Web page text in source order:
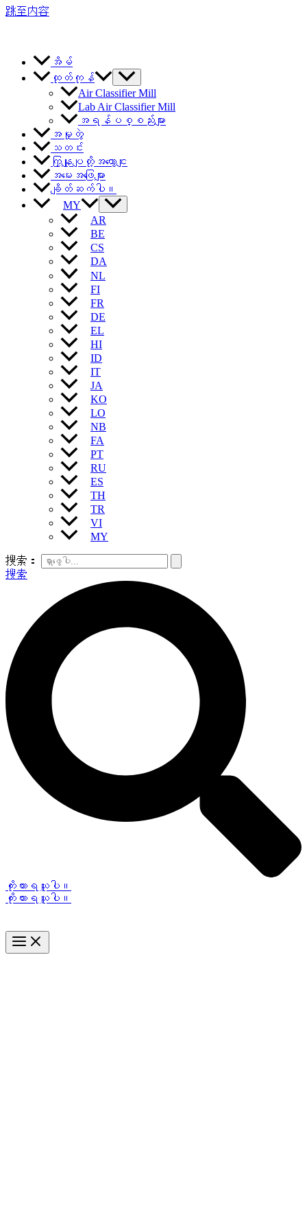
跳至内容
အိမ်
ထုတ်ကုန်
Air Classifier Mill
Lab Air Classifier Mill
အရန်ပစ္စည်းများ
အမှုတွဲ
သတင်း
ကြှနျုပျတို့အကွောငျး
အမေးအဖြေများ
ချိတ်ဆက်ပါ။
MY
AR
BE
CS
DA
NL
FI
FR
DE
EL
HI
ID
IT
JA
KO
LO
NB
FA
PT
RU
ES
TH
TR
VI
MY
搜索：
搜索
ကိုးကားရယူပါ။
ကိုးကားရယူပါ။